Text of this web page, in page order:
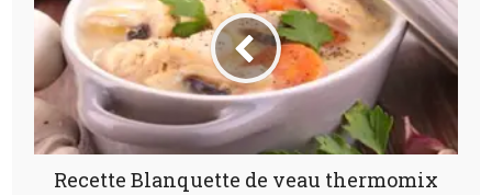
Recette Blanquette de veau thermomix